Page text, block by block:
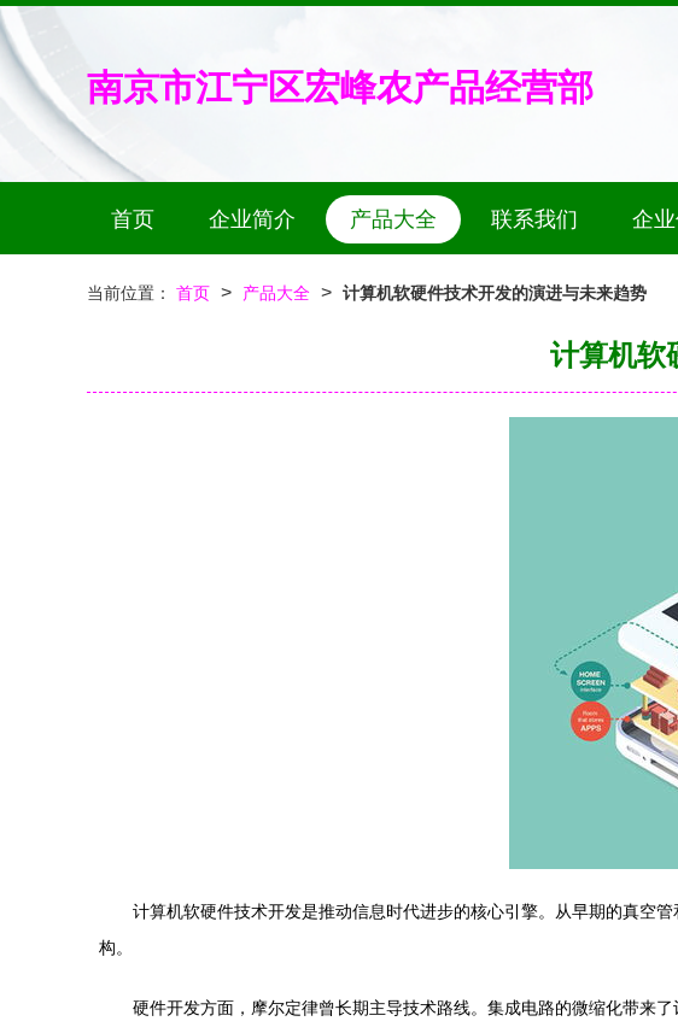
南京市江宁区宏峰农产品经营部
首页 企业简介 产品大全 联系我们 企
当前位置： 首页 > 产品大全 > 计算机软硬件技术开发的演进与未来趋势
计算机软
计算机软硬件技术开发是推动信息时代进步的核心引擎。从早期的真空
构。
硬件开发方面，摩尔定律曾长期主导技术路线。集成电路的微缩化带来